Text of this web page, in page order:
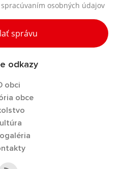
spracúvaním osobných údajov
správu
odkazy
obci
obce